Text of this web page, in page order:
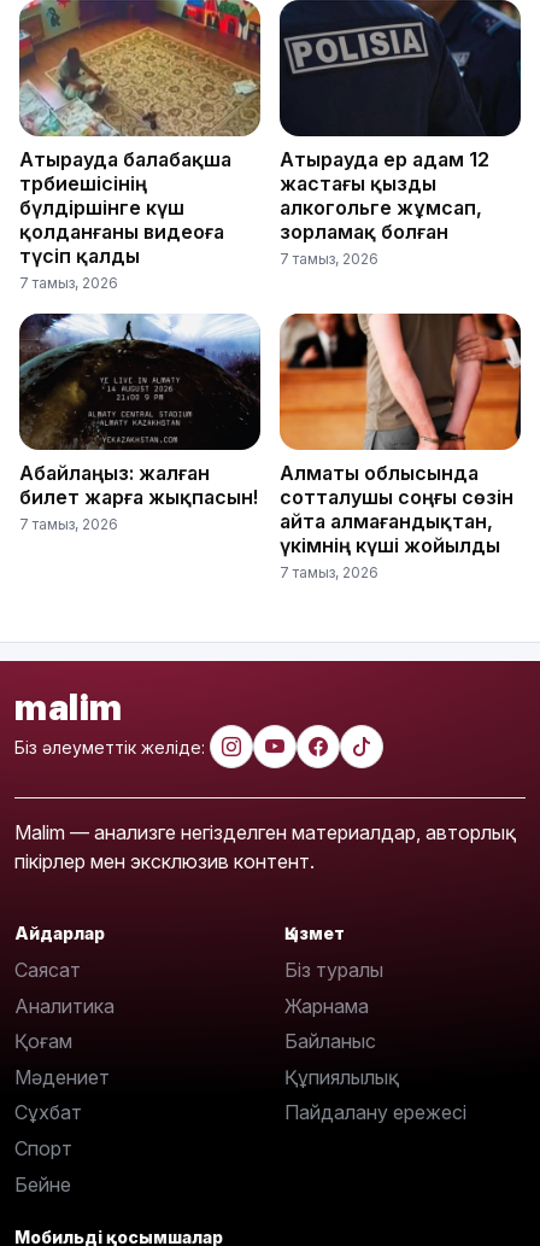
Атырауда балабақша
тәрбиешісінің
бүлдіршінге күш
қолданғаны видеоға
түсіп қалды
7 тамыз, 2026
Атырауда ер адам 12
жастағы қызды
алкогольге жұмсап,
зорламақ болған
7 тамыз, 2026
Абайлаңыз: жалған
билет жарға жықпасын!
7 тамыз, 2026
Алматы облысында
сотталушы соңғы сөзін
айта алмағандықтан,
үкімнің күші жойылды
7 тамыз, 2026
malim
Біз әлеуметтік желіде:
Malim — анализге негізделген материалдар, авторлық
пікірлер мен эксклюзив контент.
Айдарлар
Саясат
Аналитика
Қоғам
Мәдениет
Сұхбат
Спорт
Бейне
Қызмет
Біз туралы
Жарнама
Байланыс
Құпиялылық
Пайдалану ережесі
Мобильді қосымшалар